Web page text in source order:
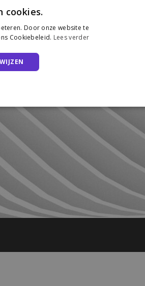
cookies.
Door onze website te
Cookiebeleid. Lees verder